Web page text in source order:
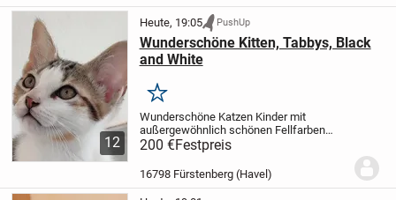
12
Heute, 19:05 PushUp
Wunderschöne Kitten, Tabbys, Black
and White
Merken
Wunderschöne Katzen Kinder mit
außergewöhnlich schönen Fellfarben
suchen ab sofort ihr neues zu Hause. Da
sie im Haushalt sozialisiert wurden, sind
sie allesamt stubenrein, neugierig und
200 €Festpreis
16798 Fürstenberg (Havel)